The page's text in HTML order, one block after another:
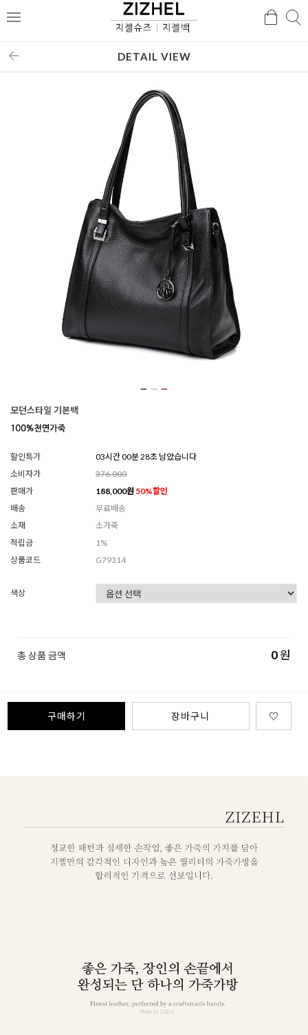
메
검
DETAIL VIEW
모던스타일 기본백
할인특가
03시간 00분 26초 남았습니다
소비자가
376,000
판매가
188,000원 50%할인
배송
무료배송
소재
소가죽
적립금
1%
상품코드
G79314
색상
총 상품 금액 0원
구매하기 장바구니 ♡